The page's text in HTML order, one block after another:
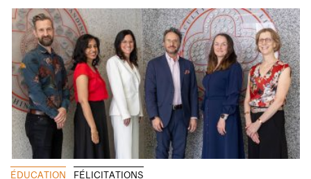
ÉDUCATION FÉLICITATIONS